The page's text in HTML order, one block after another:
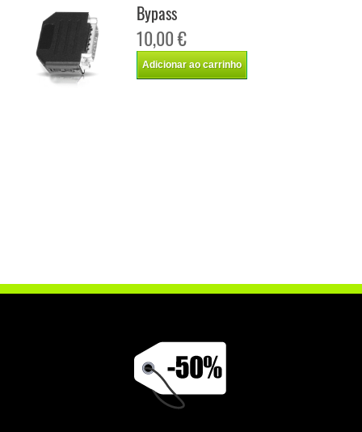
Bypass
10,00 €
Adicionar ao carrinho